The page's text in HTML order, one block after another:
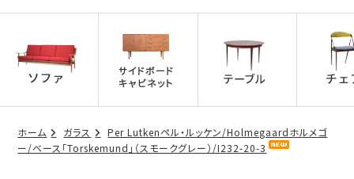
ホーム ガラス
Per Lutkenペル・ルッケン/Holmegaardホルメゴ
ー/ベース「Torskemund」（スモークグレー）/I232-20-3